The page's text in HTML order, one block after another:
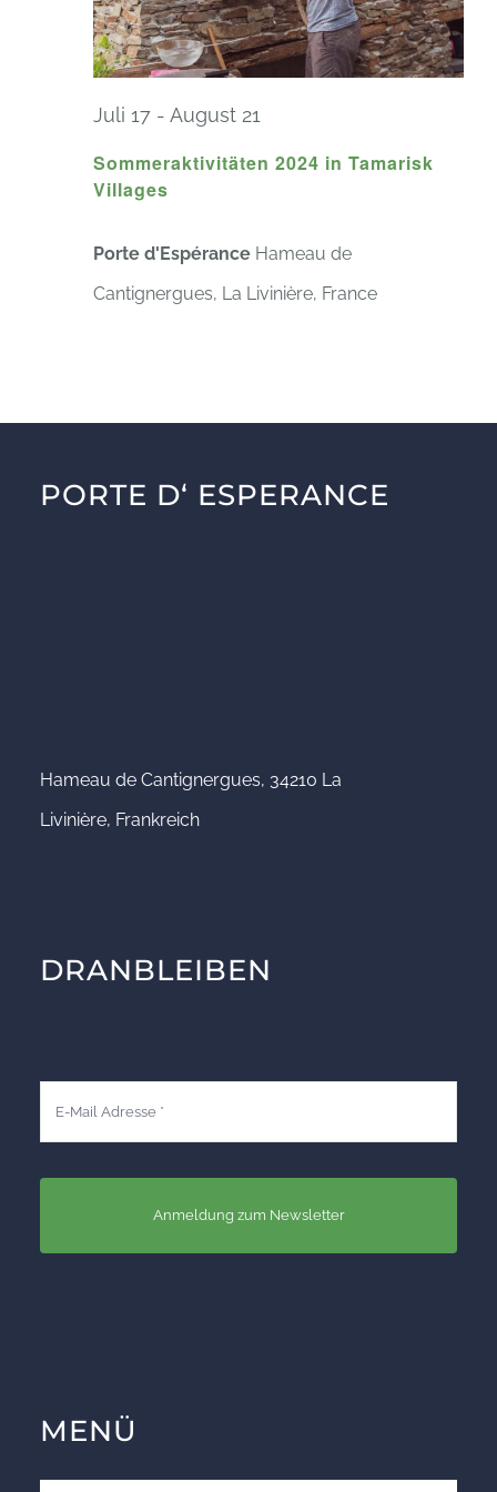
Sommeraktivitäten 2024 in Tamarisk
Villages
Juli 17 - August 21
Porte d'Espérance Hameau de
Cantignergues, La Livinière, France
PORTE D‘ ESPERANCE
Hameau de Cantignergues, 34210 La
Livinière, Frankreich
DRANBLEIBEN
Anmeldung zum Newsletter
MENÜ